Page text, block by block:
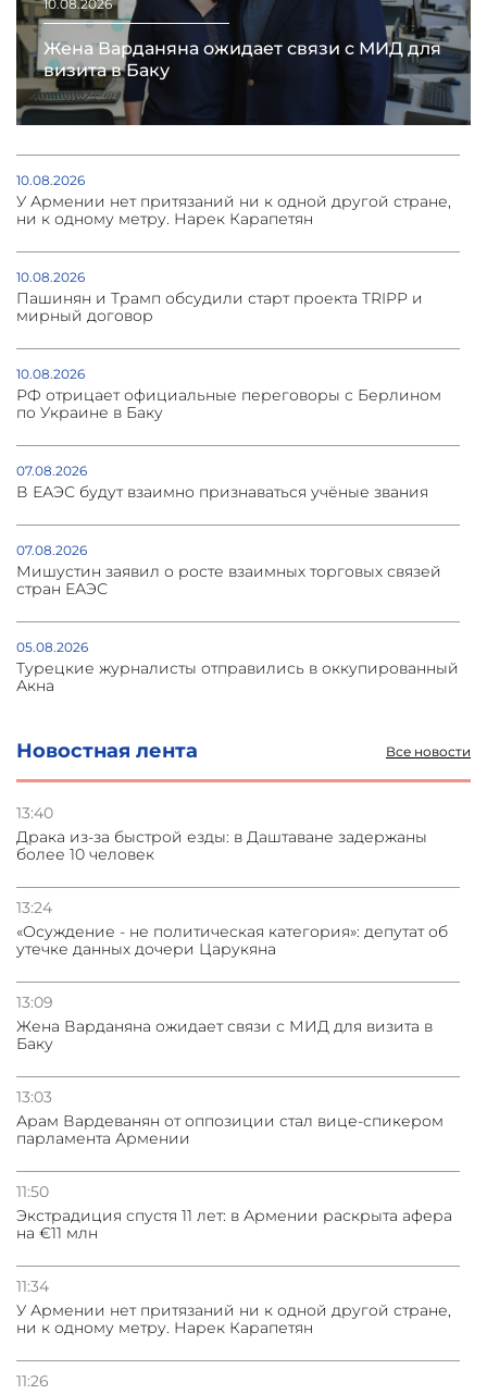
Новостная лента Все новости
13:40
Драка из-за быстрой езды: в Даштаване задержаны
более 10 человек
13:24
«Осуждение - не политическая категория»: депутат об
утечке данных дочери Царукяна
13:09
Жена Варданяна ожидает связи с МИД для визита в
Баку
13:03
Арам Вардеванян от оппозиции стал вице-спикером
парламента Армении
11:50
Экстрадиция спустя 11 лет: в Армении раскрыта афера
на €11 млн
11:34
У Армении нет притязаний ни к одной другой стране,
ни к одному метру. Нарек Карапетян
11:26
10.08.2026
Жена Варданяна ожидает связи с МИД для
визита в Баку
10.08.2026
У Армении нет притязаний ни к одной другой стране,
ни к одному метру. Нарек Карапетян
10.08.2026
Пашинян и Трамп обсудили старт проекта TRIPP и
мирный договор
10.08.2026
РФ отрицает официальные переговоры с Берлином
по Украине в Баку
07.08.2026
В ЕАЭС будут взаимно признаваться учёные звания
07.08.2026
Мишустин заявил о росте взаимных торговых связей
стран ЕАЭС
05.08.2026
Турецкие журналисты отправились в оккупированный
Акна
05.08.2026
закрытые двери нет смысла
04.08.2026
СМИ: США требуют от Ирана нейтрализовать ядерное
04.08.2026
Иран планировал удар по трем объектам на Украине в